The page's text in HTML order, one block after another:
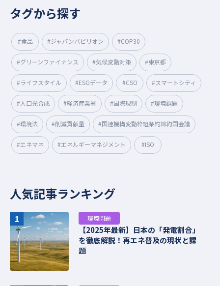
タグから探す
#食品 #ジャパンパビリオン #COP30
#グリーンファイナンス #気候変動対策 #東京都
#ライフスタイル #ESGデータ #CSO #スマートシティ
#人口光合成 #経済産業省 #国際規制 #環境課題
#環境法 #削減貢献量 #国連機構変動枠組条約締約国会議
#エネマネ #エネルギーマネジメント #ISO
人気記事ランキング
1 環境問題
【2025年最新】日本の「発電割合」
を徹底解説！再エネ普及の現状と課
題